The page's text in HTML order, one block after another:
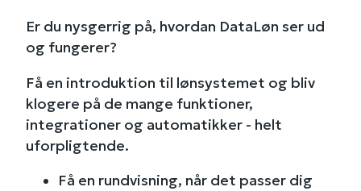
Er du nysgerrig på, hvordan DataLøn ser ud
og fungerer?
Få en introduktion til lønsystemet og bliv
klogere på de mange funktioner,
integrationer og automatikker - helt
uforpligtende.
Få en rundvisning, når det passer dig